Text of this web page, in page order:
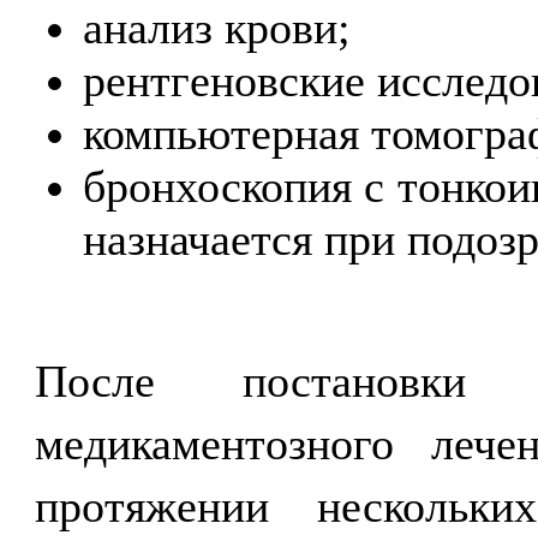
анализ крови;
рентгеновские
компьютерная
бронхоскопия с
назначается при
После постановки
медикаментозного
протяжении